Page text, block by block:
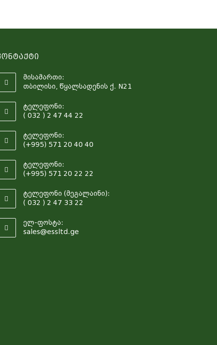
მისამართი:
თბილისი, წყალსადენის ქ. N21
ტელეფონი:
( 032 ) 2 47 44 22
ტელეფონი:
(+995) 571 20 40 40
ტელეფონი:
(+995) 571 20 22 22
ტელეფონი (მეგალაინი):
( 032 ) 2 47 33 22
ელ-ფოსტა:
sales@essltd.ge